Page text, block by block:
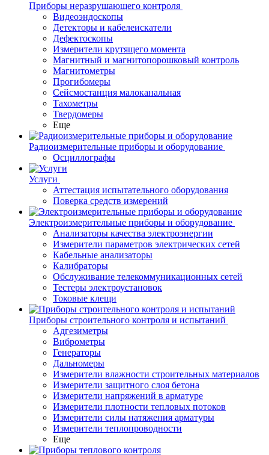
Приборы неразрушающего контроля
Видеоэндоскопы
Детекторы и кабелеискатели
Дефектоскопы
Измерители крутящего момента
Магнитный и магнитопорошковый контроль
Магнитометры
Прогибомеры
Сейсмостанция малоканальная
Тахометры
Твердомеры
Еще
Радиоизмерительные приборы и оборудование
Осциллографы
Услуги
Аттестация испытательного оборудования
Поверка средств измерений
Электроизмерительные приборы и оборудование
Анализаторы качества электроэнергии
Измерители параметров электрических сетей
Кабельные анализаторы
Калибраторы
Обслуживание телекоммуникационных сетей
Тестеры электроустановок
Токовые клещи
Приборы строительного контроля и испытаний
Адгезиметры
Виброметры
Генераторы
Дальномеры
Измерители влажности строительных материалов
Измерители защитного слоя бетона
Измерители напряжений в арматуре
Измерители плотности тепловых потоков
Измерители силы натяжения арматуры
Измерители теплопроводности
Еще